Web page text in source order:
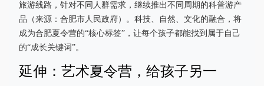
旅游线路，针对不同人群需求，继续推出不同周期的科普游产
品（来源：合肥市人民政府）。科技、自然、文化的融合，将
成为合肥夏令营的“核心标签”，让每个孩子都能找到属于自己
的“成长关键词”。
延伸：艺术夏令营，给孩子另一